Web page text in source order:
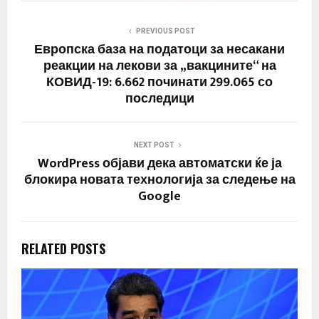
PREVIOUS POST
Европска база на податоци за несакани
реакции на лекови за „вакцините“ на
КОВИД-19: 6.662 починати 299.065 со
последици
NEXT POST
WordPress објави дека автоматски ќе ја
блокира новата технологија за следење на
Google
RELATED POSTS